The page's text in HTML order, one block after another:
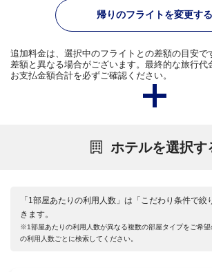
帰りのフライトを変更する
追加料金は、選択中のフライトとの差額の目安で
差額と異なる場合がございます。最終的な旅行代
お支払金額合計を必ずご確認ください。
ホテルを選択す
「1部屋あたりの利用人数」は「こだわり条件で絞
きます。
※1部屋あたりの利用人数が異なる複数の部屋タイプをご希望
の利用人数ごとに検索してください。